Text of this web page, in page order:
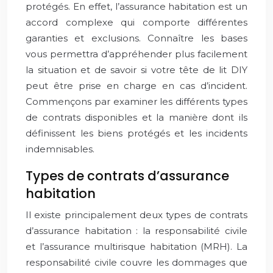
protégés. En effet, l’assurance habitation est un
accord complexe qui comporte différentes
garanties et exclusions. Connaître les bases
vous permettra d’appréhender plus facilement
la situation et de savoir si votre tête de lit DIY
peut être prise en charge en cas d’incident.
Commençons par examiner les différents types
de contrats disponibles et la manière dont ils
définissent les biens protégés et les incidents
indemnisables.
Types de contrats d’assurance
habitation
Il existe principalement deux types de contrats
d’assurance habitation : la responsabilité civile
et l’assurance multirisque habitation (MRH). La
responsabilité civile couvre les dommages que